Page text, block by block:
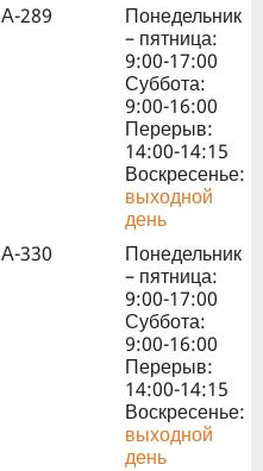
А-289
Понедельник
– пятница:
9:00-17:00
Суббота:
9:00-16:00
Перерыв:
14:00-14:15
Воскресенье:
выходной
день
А-330
Понедельник
– пятница:
9:00-17:00
Суббота:
9:00-16:00
Перерыв:
14:00-14:15
Воскресенье:
выходной
день